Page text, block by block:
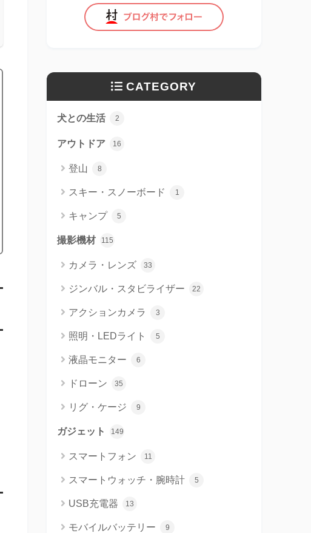
CATEGORY
犬との生活 2
アウトドア 16
登山 8
スキー・スノーボード 1
キャンプ 5
撮影機材 115
カメラ・レンズ 33
ジンバル・スタビライザー 22
アクションカメラ 3
照明・LEDライト 5
液晶モニター 6
ドローン 35
リグ・ケージ 9
ガジェット 149
スマートフォン 11
スマートウォッチ・腕時計 5
USB充電器 13
モバイルバッテリー 9